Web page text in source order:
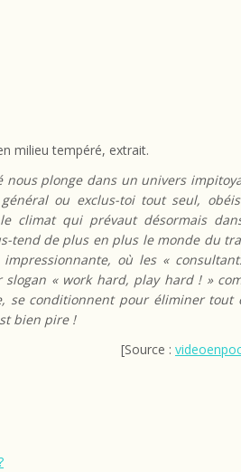
milieu tempéré, extrait.
nous plonge dans un univers
ou exclus-toi tout seul,
climat qui prévaut désormais
tend de plus en plus le monde du
où les «
« work hard, play hard ! »
se conditionnent pour éliminer tout
bien pire !
[Source :